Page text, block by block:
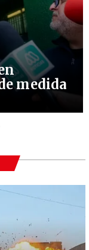
medida